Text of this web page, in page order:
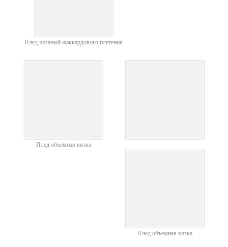
Плед вязаный жаккардового плетения
Плед объемная вязка
Плед объемная вязка